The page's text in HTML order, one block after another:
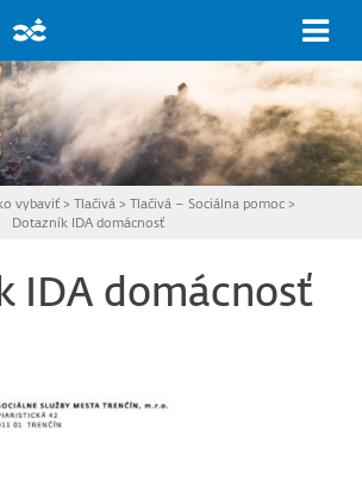
vybaviť> Tlačivá > Tlačivá – Sociálna pomoc>
Dotazník IDA domácnosť
IDA domácnosť